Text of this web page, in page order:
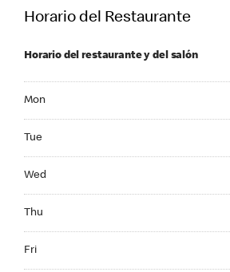
Horario del Restaurante
Horario del restaurante y del salón
Mon
Tue
Wed
Thu
Fri